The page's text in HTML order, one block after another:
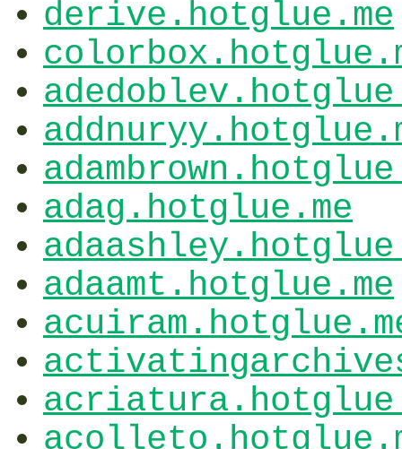
derive.hotglue.me
adag.hotglue.me
adaamt.hotglue.me